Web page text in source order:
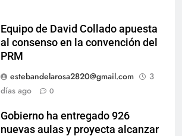
Equipo de David Collado apuesta
al consenso en la convención del
PRM
estebandelarosa2820@gmail.com
3
días ago
0
Gobierno ha entregado 926
nuevas aulas y proyecta alcanzar